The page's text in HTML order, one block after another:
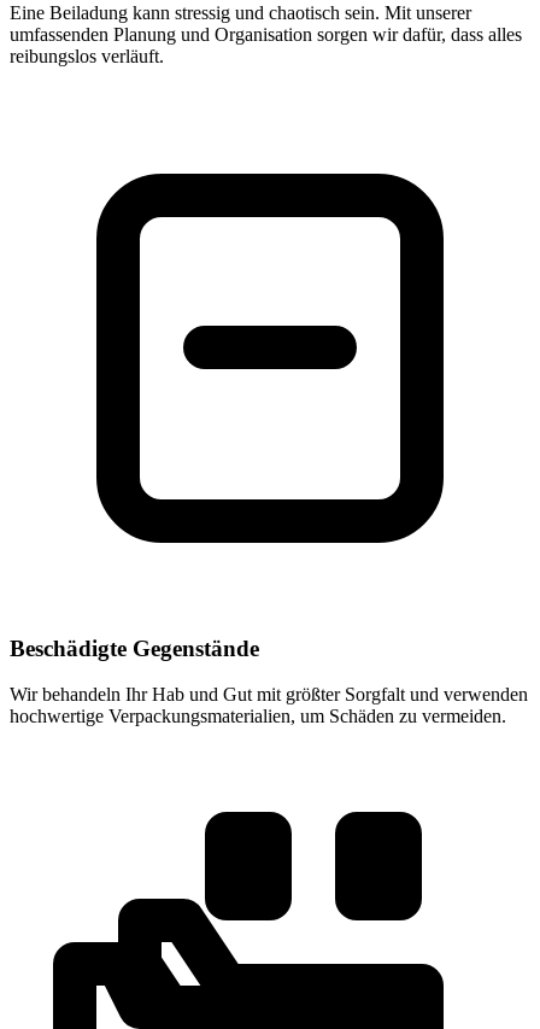
Eine Beiladung kann stressig und chaotisch sein. Mit unserer
umfassenden Planung und Organisation sorgen wir dafür, dass alles
reibungslos verläuft.
Beschädigte Gegenstände
Wir behandeln Ihr Hab und Gut mit größter Sorgfalt und verwenden
hochwertige Verpackungsmaterialien, um Schäden zu vermeiden.